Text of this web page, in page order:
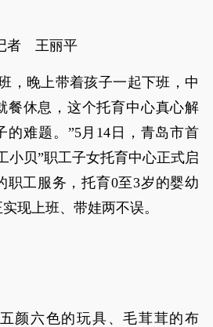
者 王丽平
，晚上带着孩子一起下班，中
餐休息，这个托育中心真心解
的难题。”5月14日，青岛市首
小贝”职工子女托育中心正式启
职工服务，托育0至3岁的婴幼
现上班、带娃两不误。
颜六色的玩具、毛茸茸的布